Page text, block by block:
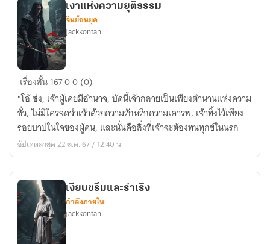
เงา
แห่ง
ความ
ยุติธรรม
เงาแห่งความยุติธรรม
จีนย้อนยุค
jackkontan
เรื่องสั้น16700 (0)
"โอ้ ซ่ง, เจ้าผู้เคยมีอำนาจ, บัดนี้เจ้ากลายเป็นเพียงตำนานแห่งความ
ชั่ว, ไม่มีใครจดจำเจ้าด้วยความรักหรือความเคารพ, เจ้าทิ้งไว้เพียง
รอยบาปในใจของผู้คน, และนั่นคือสิ่งที่เจ้าจะต้องทนทุกข์ในนรก
อัปเดตล่าสุด 22 ส.ค. 67 / 12:40 น.
เงียบขรึมและร่าเริง
กำลังภายใน
jackkontan